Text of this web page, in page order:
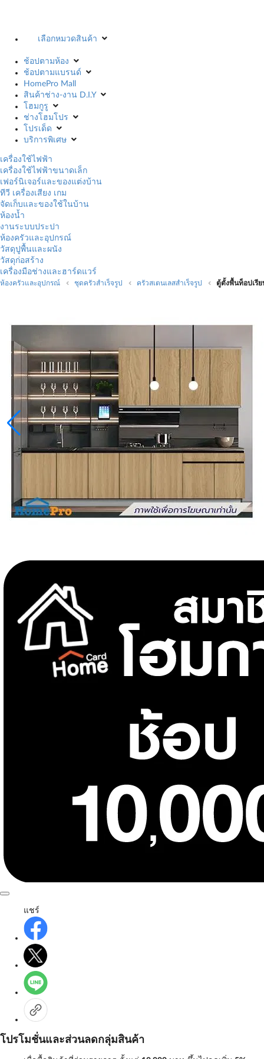
เลือกหมวดสินค้า
ช้อปตามห้อง
ช้อปตามแบรนด์
HomePro Mall
สินค้าช่าง-งาน D.I.Y
โฮมกูรู
ช่างโฮมโปร
โปรเด็ด
บริการพิเศษ
เครื่องใช้ไฟฟ้า
เครื่องใช้ไฟฟ้าขนาดเล็ก
เฟอร์นิเจอร์และของแต่งบ้าน
ทีวี เครื่องเสียง เกม
จัดเก็บและของใช้ในบ้าน
ห้องน้ำ
งานระบบประปา
ห้องครัวและอุปกรณ์
วัสดุปูพื้นและผนัง
วัสดุก่อสร้าง
เครื่องมือช่างและฮาร์ดแวร์
ห้องครัวและอุปกรณ์ ชุดครัวสำเร็จรูป ครัวสเตนเลสสำเร็จรูป ตู้ตั้งพื้นท็อปเรีย
แชร์
โปรโมชั่นและส่วนลดกลุ่มสินค้า